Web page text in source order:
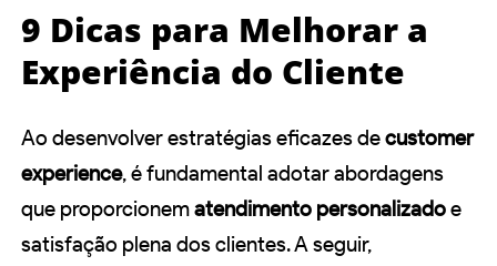
9 Dicas para Melhorar a
Experiência do Cliente
Ao desenvolver estratégias eficazes decustomer
experience, é fundamental adotar abordagens
que proporcionematendimento personalizadoe
satisfação plena dos clientes. A seguir,